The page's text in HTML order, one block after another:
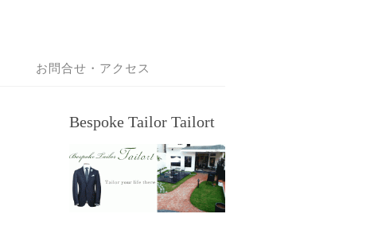
お問合せ・アクセス
Bespoke Tailor Tailort